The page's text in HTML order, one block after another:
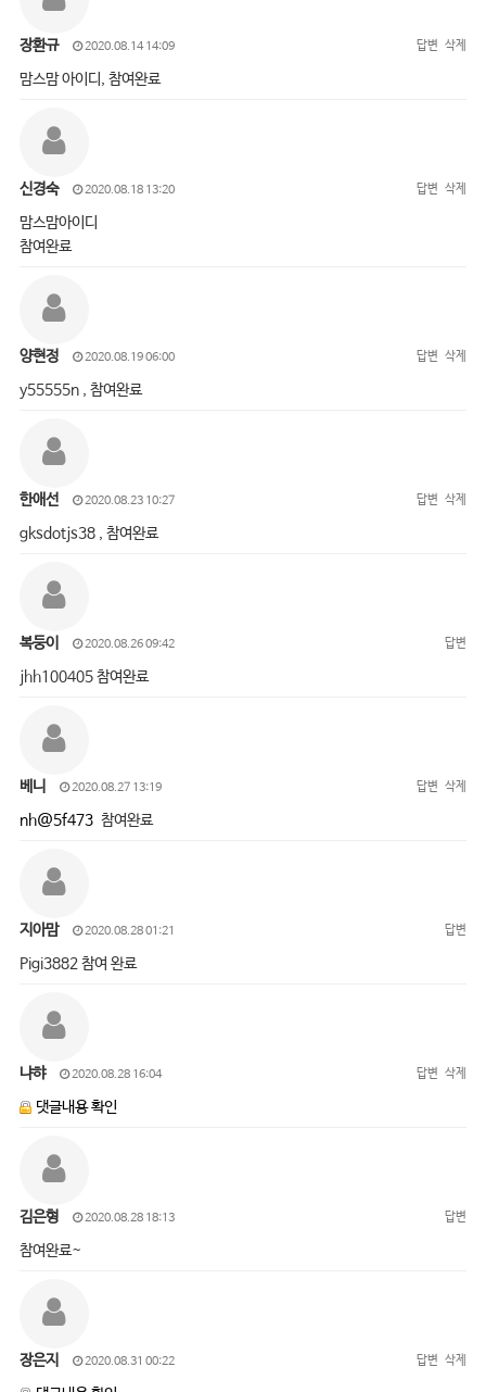
장환규 2020.08.14 14:09 답변 삭제
맘스맘 아이디, 참여완료
신경숙 2020.08.18 13:20 답변 삭제
맘스맘아이디
참여완료
양현정 2020.08.19 06:00 답변 삭제
y55555n , 참여완료
한애선 2020.08.23 10:27 답변 삭제
gksdotjs38 , 참여완료
복둥이 2020.08.26 09:42 답변
jhh100405 참여완료
베니 2020.08.27 13:19 답변 삭제
nh@5f473참여완료
지아맘 2020.08.28 01:21 답변
Pigi3882 참여 완료
냐햐 2020.08.28 16:04 답변 삭제
댓글내용 확인
김은형 2020.08.28 18:13 답변
참여완료~
장은지 2020.08.31 00:22 답변 삭제